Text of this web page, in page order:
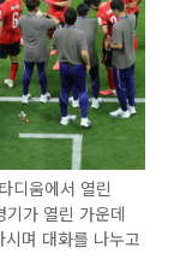
디움에서 열린
가 열린 가운데
며 대화를 나누고